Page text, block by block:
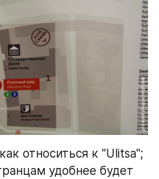
относиться к "Ulitsa";
удобнее будет